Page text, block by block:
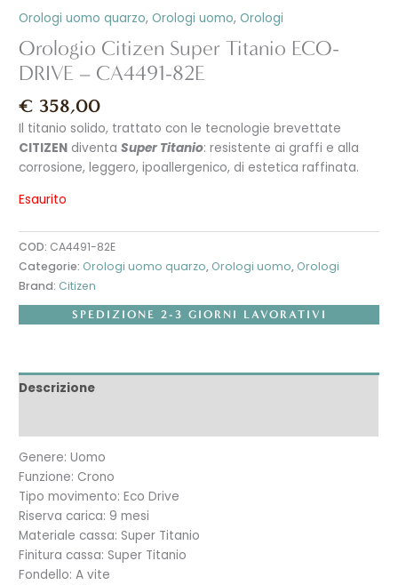
Orologi uomo quarzo,Orologi uomo,Orologi
Orologio Citizen Super Titanio ECO-
DRIVE – CA4491-82E
€ 358,00
Il titanio solido, trattato con le tecnologie brevettate
CITIZEN diventaSuper Titanio: resistente ai graffi e alla
corrosione, leggero, ipoallergenico, di estetica raffinata.
Esaurito
COD: CA4491-82E
Categorie: Orologi uomo quarzo, Orologi uomo, Orologi
Brand: Citizen
SPEDIZIONE 2-3 GIORNI LAVORATIVI
Descrizione
Genere: Uomo
Funzione: Crono
Tipo movimento: Eco Drive
Riserva carica: 9 mesi
Materiale cassa: Super Titanio
Finitura cassa: Super Titanio
Fondello: A vite